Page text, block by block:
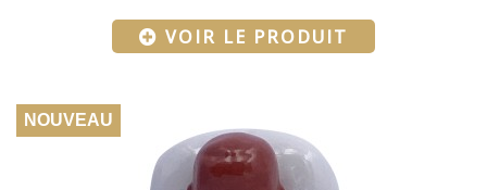
VOIR LE PRODUIT
NOUVEAU